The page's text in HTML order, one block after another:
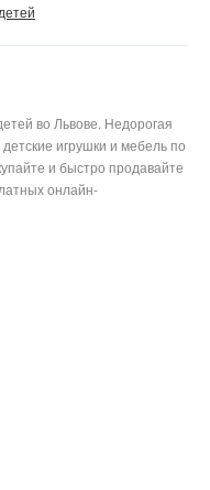
во Львове. Недорогая
игрушки и мебель по
и быстро продавайте
онлайн-